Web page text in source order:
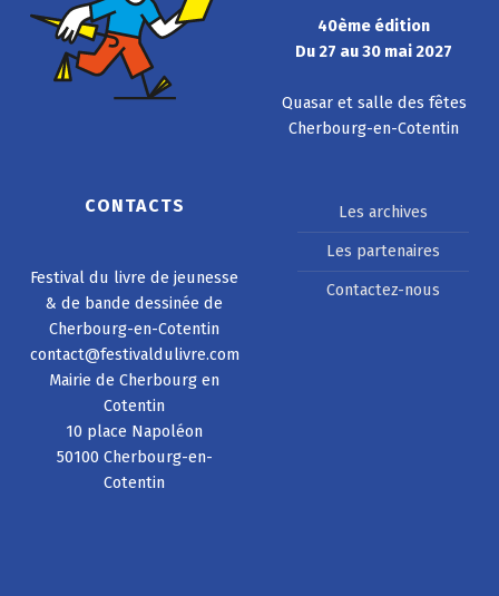
40ème édition
Du 27 au 30 mai 2027
Quasar et salle des fêtes
Cherbourg-en-Cotentin
CONTACTS
Festival du livre de jeunesse
& de bande dessinée de
Cherbourg-en-Cotentin
contact@festivaldulivre.com
Mairie de Cherbourg en
Cotentin
10 place Napoléon
50100 Cherbourg-en-
Cotentin
Les archives
Les partenaires
Contactez-nous